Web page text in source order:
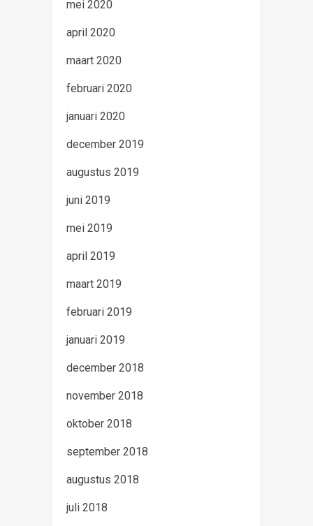
mei 2020
april 2020
maart 2020
februari 2020
januari 2020
december 2019
augustus 2019
juni 2019
mei 2019
april 2019
maart 2019
februari 2019
januari 2019
december 2018
november 2018
oktober 2018
september 2018
augustus 2018
juli 2018